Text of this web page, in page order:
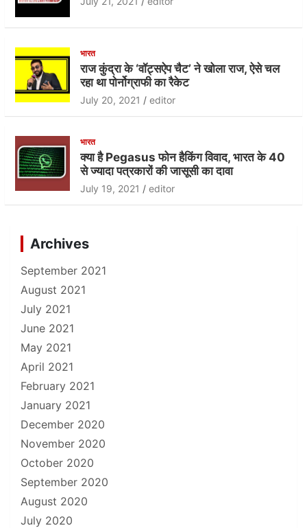
भारत
राज कुंद्रा के ‘वॉट्सऐप चैट’ ने खोला राज, ऐसे चल
रहा था पोर्नोग्राफी का रैकेट
July 20, 2021 editor
भारत
क्या है Pegasus फोन हैकिंग विवाद, भारत के 40
से ज्यादा पत्रकारों की जासूसी का दावा
July 19, 2021 editor
Archives
September 2021
August 2021
July 2021
June 2021
May 2021
April 2021
February 2021
January 2021
December 2020
November 2020
October 2020
September 2020
August 2020
July 2020